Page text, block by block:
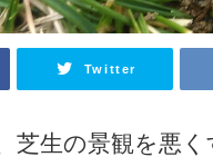
Twitter
芝生の景観を悪